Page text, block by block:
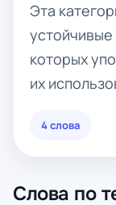
Эта
которых
их
4 слова
Слова по